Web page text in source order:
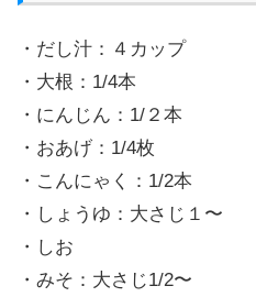
・だし汁：４カップ
・大根：1/4本
・にんじん：1/２本
・おあげ：1/4枚
・こんにゃく：1/2本
・しょうゆ：大さじ１〜
・しお
・みそ：大さじ1/2〜